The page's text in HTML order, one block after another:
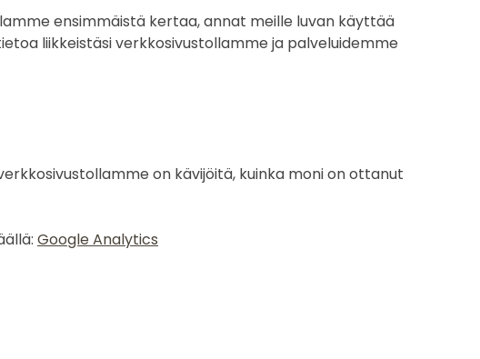
ensimmäistä kertaa, annat meille luvan käyttää
liikkeistäsi verkkosivustollamme ja palveluidemme
on kävijöitä, kuinka moni on ottanut
Google Analytics